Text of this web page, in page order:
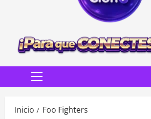
Menú
Inicio Foo Fighters